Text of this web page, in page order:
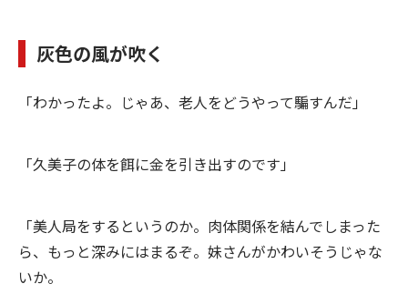
灰色の風が吹く
「わかったよ。じゃあ、老人をどうやって騙すんだ」
「久美子の体を餌に金を引き出すのです」
「美人局をするというのか。肉体関係を結んでしまった
ら、もっと深みにはまるぞ。妹さんがかわいそうじゃな
いか。